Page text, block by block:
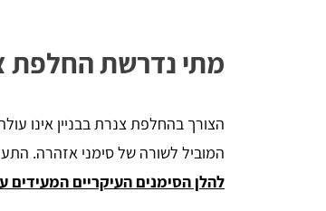
מתי נדרשת החלפת
הצורך בהחלפת צנרת בבניין אינו
המוביל לשורה של סימני אזהרה.
להלן הסימנים העיקריים המעידים